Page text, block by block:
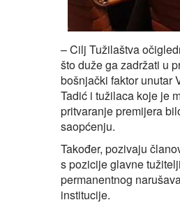
– Cilj Tužilaštva
što duže ga zadržati u
bošnjački faktor unutar
Tadić i tužilaca koje je
pritvaranje premijera
saopćenju.
Također, pozivaju
s pozicije glavne
permanentnog
institucije.